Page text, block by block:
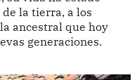
la tierra, a los
ancestral que hoy
generaciones.